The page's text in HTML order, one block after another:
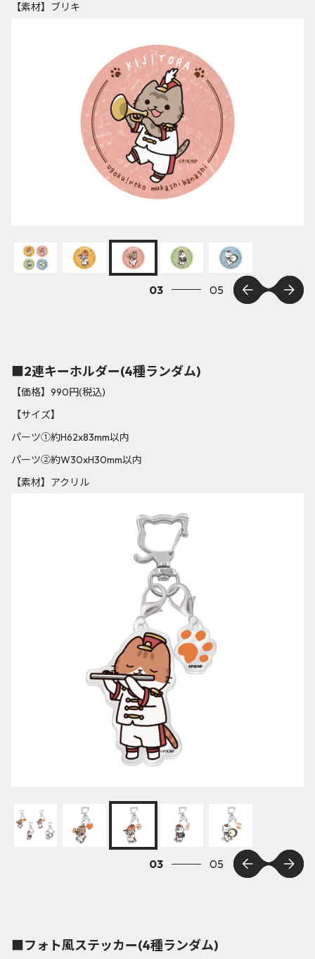
【素材】ブリキ
03 05
■2連キーホルダー(4種ランダム)
【価格】990円(税込)
【サイズ】
パーツ①約H62x83mm以内
パーツ②約W30xH30mm以内
【素材】アクリル
03 05
■フォト風ステッカー(4種ランダム)